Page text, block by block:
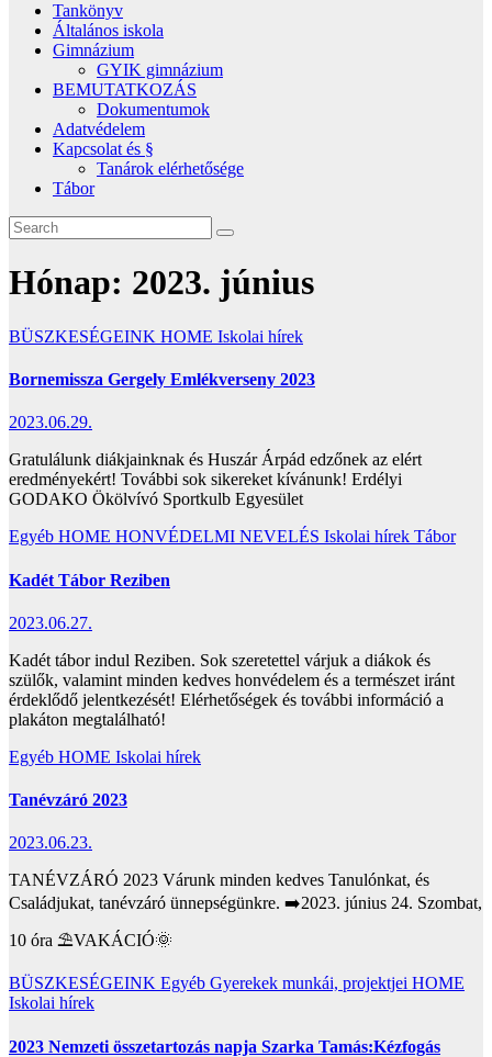
Tankönyv
Általános iskola
Gimnázium
GYIK gimnázium
BEMUTATKOZÁS
Dokumentumok
Adatvédelem
Kapcsolat és §
Tanárok elérhetősége
Tábor
Hónap: 2023. június
BÜSZKESÉGEINK HOME Iskolai hírek
Bornemissza Gergely Emlékverseny 2023
2023.06.29.
Gratulálunk diákjainknak és Huszár Árpád edzőnek az elért
eredményekért! További sok sikereket kívánunk! Erdélyi
GODAKO Ökölvívó Sportkulb Egyesület
Egyéb HOME HONVÉDELMI NEVELÉS Iskolai hírek Tábor
Kadét Tábor Reziben
2023.06.27.
Kadét tábor indul Reziben. Sok szeretettel várjuk a diákok és
szülők, valamint minden kedves honvédelem és a természet iránt
érdeklődő jelentkezését! Elérhetőségek és további információ a
plakáton megtalálható!
Egyéb HOME Iskolai hírek
Tanévzáró 2023
2023.06.23.
TANÉVZÁRÓ 2023 Várunk minden kedves Tanulónkat, és
Családjukat, tanévzáró ünnepségünkre. ➡️2023. június 24. Szombat,
10 óra ⛱️VAKÁCIÓ🌞
BÜSZKESÉGEINK Egyéb Gyerekek munkái, projektjei HOME
Iskolai hírek
2023 Nemzeti összetartozás napja Szarka Tamás:Kézfogás